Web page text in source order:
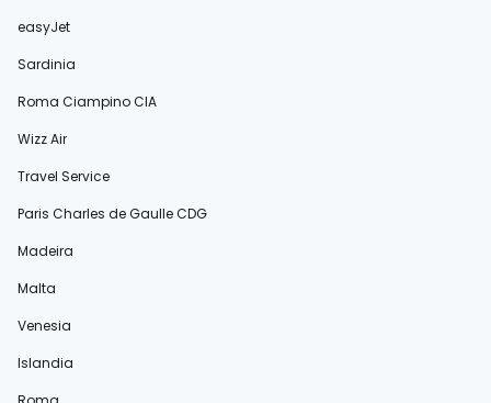
easyJet
Sardinia
Roma Ciampino CIA
Wizz Air
Travel Service
Paris Charles de Gaulle CDG
Madeira
Malta
Venesia
Islandia